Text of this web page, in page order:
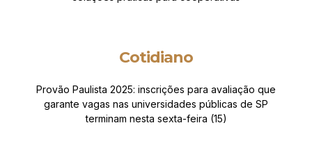
Cotidiano
Provão Paulista 2025: inscrições para avaliação que
garante vagas nas universidades públicas de SP
terminam nesta sexta-feira (15)